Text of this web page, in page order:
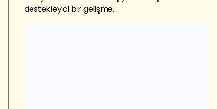
destekleyici bir gelişme.